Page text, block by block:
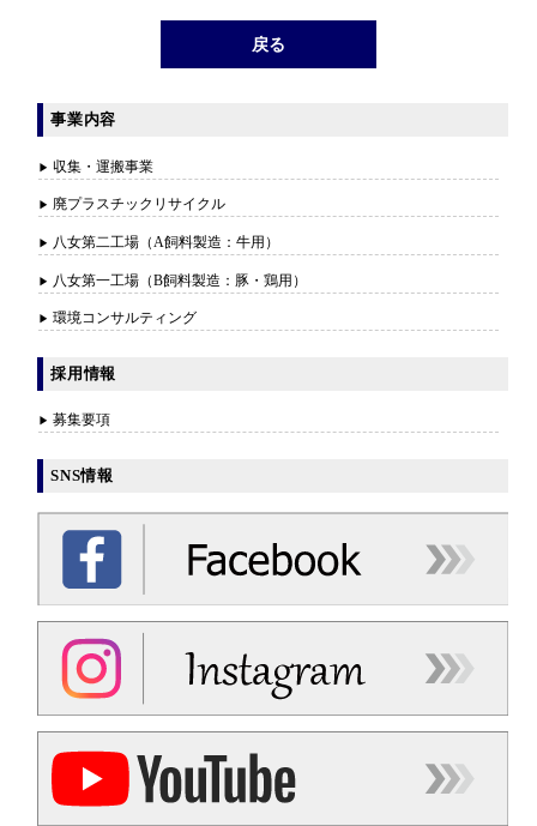
戻る
事業内容
収集・運搬事業
廃プラスチックリサイクル
八女第二工場（A飼料製造：牛用）
八女第一工場（B飼料製造：豚・鶏用）
環境コンサルティング
採用情報
募集要項
SNS情報